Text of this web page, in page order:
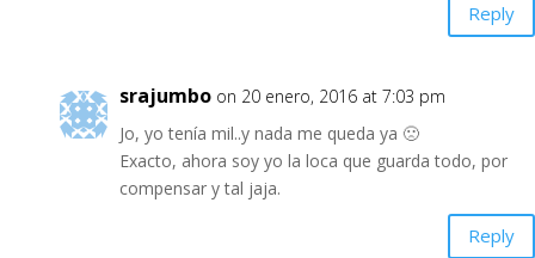
Reply
srajumbo on 20 enero, 2016 at 7:03 pm
Jo, yo tenía mil..y nada me queda ya 🙁
Exacto, ahora soy yo la loca que guarda todo, por
compensar y tal jaja.
Reply